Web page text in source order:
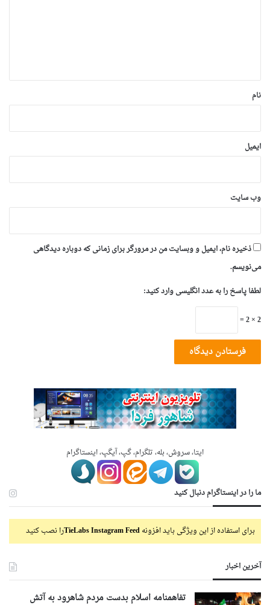
نام
ایمیل
وب‌ سایت
ذخیره نام، ایمیل و وبسایت من در مرورگر برای زمانی که دوباره دیدگاهی
می‌نویسم.
لطفا پاسخ را به عدد انگلیسی وارد کنید:
2 × 2 =
ایتا، سروش، بله، تلگرام، گپ، آیگپ، اینستاگرام
ما را در اینستاگرام دنبال کنید
برای استفاده از این ویژگی باید افزونهTieLabs Instagram Feedرا نصب کنید
آخرین اخبار
تفاهمنامه اسلام بدست مردم شاهرود به آتش